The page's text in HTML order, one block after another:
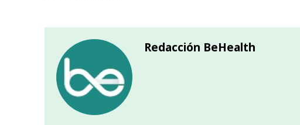
Redacción BeHealth